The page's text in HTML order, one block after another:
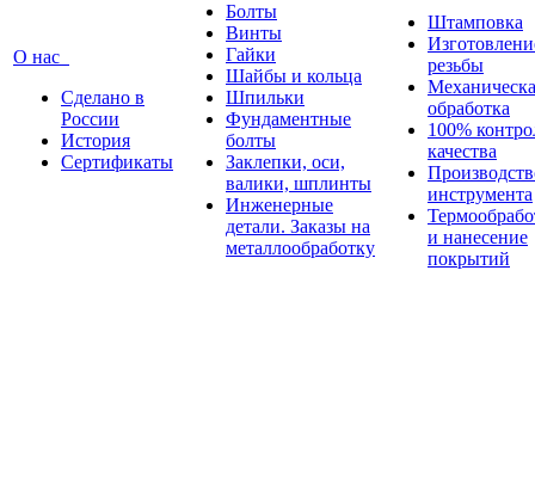
О нас
Сделано в
России
История
Сертификаты
Болты
Винты
Гайки
Шайбы и кольца
Шпильки
Фундаментные
болты
Заклепки, оси,
валики, шплинты
Инженерные
детали. Заказы на
металлообработку
Штамповка
резьбы
обработка
100%
качества
инструмента
и нанесение
покрытий